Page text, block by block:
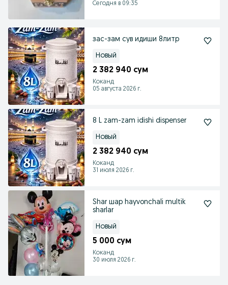
Сегодня в 09:35
зас-зам сув идиши 8литр
Новый
2 382 940 сум
Коканд
05 августа 2026 г.
8 L zam-zam idishi dispenser
Новый
2 382 940 сум
Коканд
31 июля 2026 г.
Shar шар hayvonchali multik
sharlar
Новый
5 000 сум
Коканд
30 июля 2026 г.